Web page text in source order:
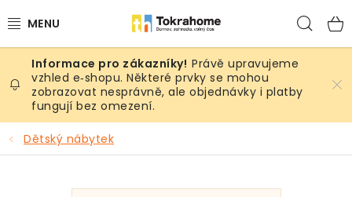
na
Výrobky
Místnosti
Venkovní prostory
Sezóna & Volný čas
Právě upravujeme
vzhled e‑shopu. Některé prvky se mohou
zobrazovat nesprávně, ale objednávky i platby
fungují bez omezení.
Dětský nábytek